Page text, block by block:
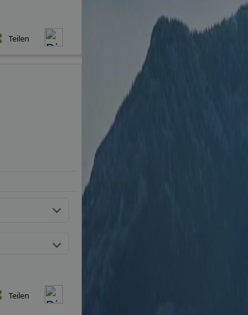
Teilen
Teilen